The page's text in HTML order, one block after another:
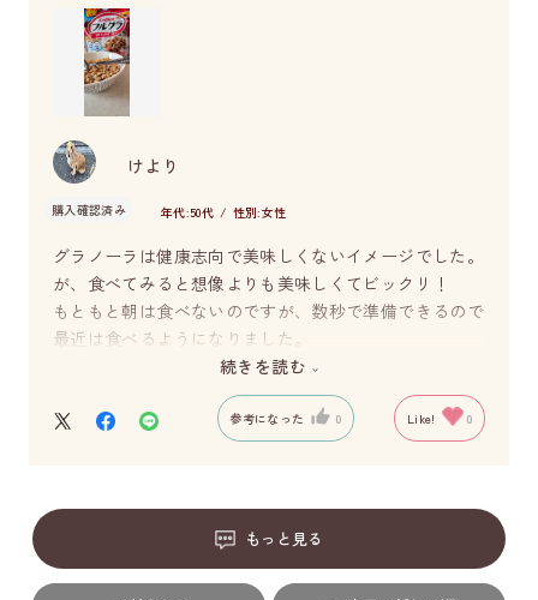
けより
購入確認済み 年代:50代 性別:女性
グラノーラは健康志向で美味しくないイメージでした。
が、食べてみると想像よりも美味しくてビックリ！
もともと朝は食べないのですが、数秒で準備できるので
最近は食べるようになりました。
とっても美味しいです。続きを読む
参考になった 0 Like! 0
もっと見る